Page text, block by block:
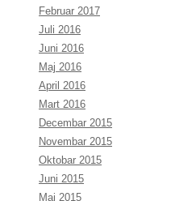
Februar 2017
Juli 2016
Juni 2016
Maj 2016
April 2016
Mart 2016
Decembar 2015
Novembar 2015
Oktobar 2015
Juni 2015
Maj 2015